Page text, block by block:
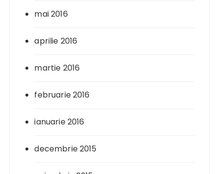
mai 2016
aprilie 2016
martie 2016
februarie 2016
ianuarie 2016
decembrie 2015